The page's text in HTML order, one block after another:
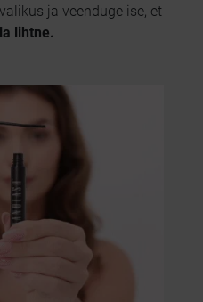
ja veenduge ise, et
lihtne.